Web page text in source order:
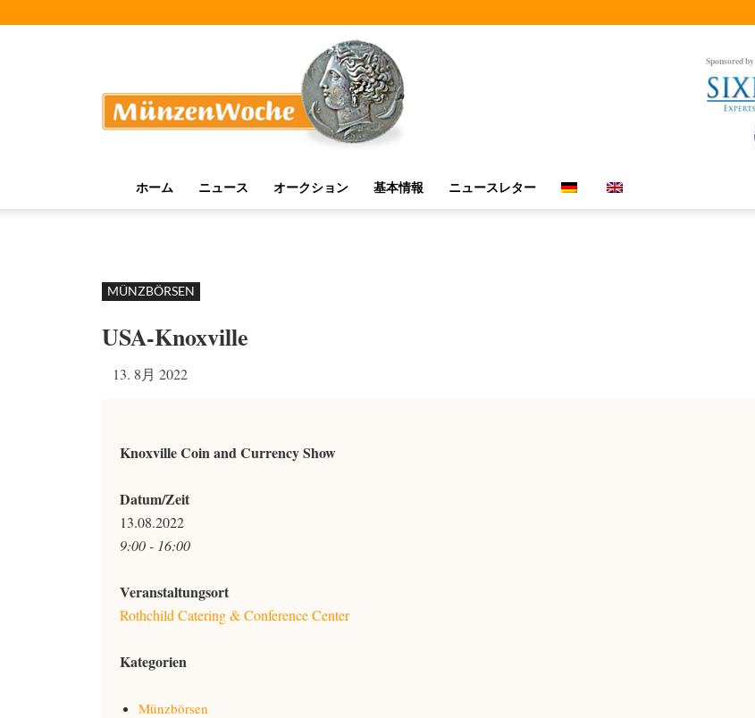
Sponsored by
ホーム ニュース オークション 基本情報 ニュースレター
MÜNZBÖRSEN
USA-Knoxville
13. 8月 2022
Knoxville Coin and Currency Show
Datum/Zeit
13.08.2022
9:00 - 16:00
Veranstaltungsort
Rothchild Catering & Conference Center
Kategorien
Münzbörsen